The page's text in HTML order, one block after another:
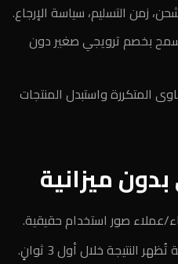
زمن التسليم، سياسة الإرجاع.
بخصم ترويجي صغير دون
المتكررة واستبدل المنتجات
ميزانية
عملاء صور استخدام حقيقية.